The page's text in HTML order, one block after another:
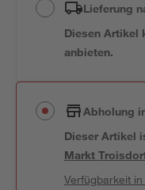
Lieferung
Diesen Artikel
anbieten.
Abholung
Dieser Artikel
Markt
Verfügbarkeit